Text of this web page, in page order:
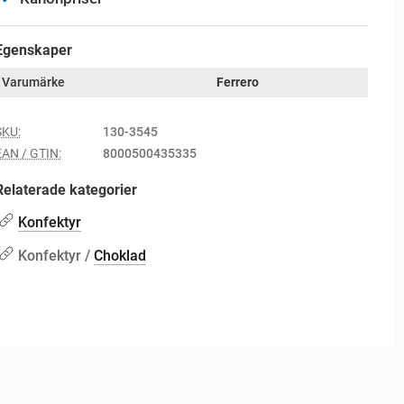
Varumärke Ferrero
130-3545
/ GTIN:
8000500435335
kategorier
Konfektyr
Konfektyr / Choklad